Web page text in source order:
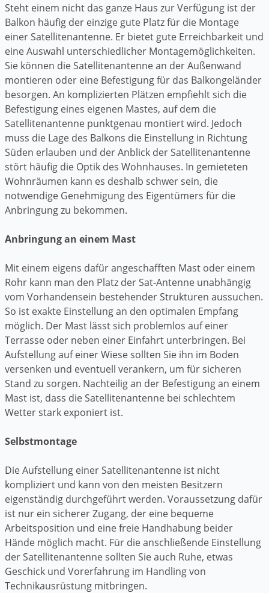
Steht einem nicht das ganze Haus zur Verfügung ist der
Balkon häufig der einzige gute Platz für die Montage
einer Satellitenantenne. Er bietet gute Erreichbarkeit und
eine Auswahl unterschiedlicher Montagemöglichkeiten.
Sie können die Satellitenantenne an der Außenwand
montieren oder eine Befestigung für das Balkongeländer
besorgen. An komplizierten Plätzen empfiehlt sich die
Befestigung eines eigenen Mastes, auf dem die
Satellitenantenne punktgenau montiert wird. Jedoch
muss die Lage des Balkons die Einstellung in Richtung
Süden erlauben und der Anblick der Satellitenantenne
stört häufig die Optik des Wohnhauses. In gemieteten
Wohnräumen kann es deshalb schwer sein, die
notwendige Genehmigung des Eigentümers für die
Anbringung zu bekommen.
Anbringung an einem Mast
Mit einem eigens dafür angeschafften Mast oder einem
Rohr kann man den Platz der Sat-Antenne unabhängig
vom Vorhandensein bestehender Strukturen aussuchen.
So ist exakte Einstellung an den optimalen Empfang
möglich. Der Mast lässt sich problemlos auf einer
Terrasse oder neben einer Einfahrt unterbringen. Bei
Aufstellung auf einer Wiese sollten Sie ihn im Boden
versenken und eventuell verankern, um für sicheren
Stand zu sorgen. Nachteilig an der Befestigung an einem
Mast ist, dass die Satellitenantenne bei schlechtem
Wetter stark exponiert ist.
Selbstmontage
Die Aufstellung einer Satellitenantenne ist nicht
kompliziert und kann von den meisten Besitzern
eigenständig durchgeführt werden. Voraussetzung dafür
ist nur ein sicherer Zugang, der eine bequeme
Arbeitsposition und eine freie Handhabung beider
Hände möglich macht. Für die anschließende Einstellung
der Satellitenantenne sollten Sie auch Ruhe, etwas
Geschick und Vorerfahrung im Handling von
Technikausrüstung mitbringen.